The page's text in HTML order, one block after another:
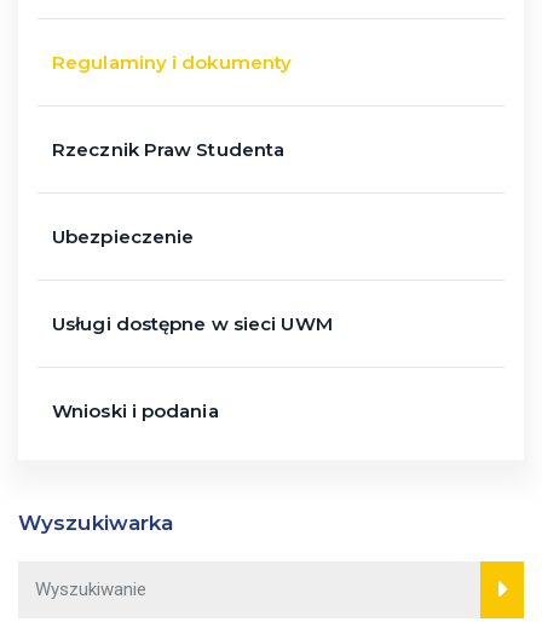
Regulaminy i dokumenty
Rzecznik Praw Studenta
Ubezpieczenie
Usługi dostępne w sieci UWM
Wnioski i podania
Wyszukiwarka